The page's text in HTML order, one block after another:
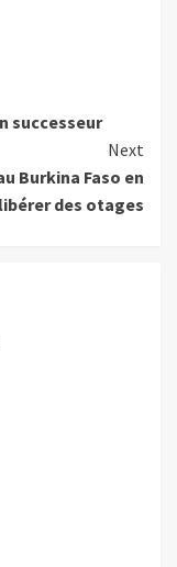
successeur
Next
Burkina Faso en
des otages